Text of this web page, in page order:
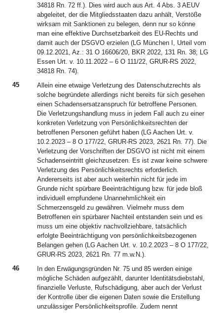
34818 Rn. 72 ff.). Dies wird auch aus Art. 4 Abs. 3 AEUV
abgeleitet, der die Mitgliedsstaaten dazu anhält, Verstöße
wirksam mit Sanktionen zu belegen, denn nur so könne
man eine effektive Durchsetzbarkeit des EU-Rechts und
damit auch der DSGVO erzielen (LG München I, Urteil vom
09.12.2021, Az.: 31 O 16606/20, BKR 2022, 131 Rn. 38; LG
Essen Urt. v. 10.11.2022 – 6 O 111/22, GRUR-RS 2022,
34818 Rn. 74).
45
Allein eine etwaige Verletzung des Datenschutzrechts als
solche begründete allerdings nicht bereits für sich gesehen
einen Schadensersatzanspruch für betroffene Personen.
Die Verletzungshandlung muss in jedem Fall auch zu einer
konkreten Verletzung von Persönlichkeitsrechten der
betroffenen Personen geführt haben (LG Aachen Urt. v.
10.2.2023 – 8 O 177/22, GRUR-RS 2023, 2621 Rn. 77). Die
Verletzung der Vorschriften der DSGVO ist nicht mit einem
Schadenseintritt gleichzusetzen. Es ist zwar keine schwere
Verletzung des Persönlichkeitsrechts erforderlich.
Andererseits ist aber auch weiterhin nicht für jede im
Grunde nicht spürbare Beeinträchtigung bzw. für jede bloß
individuell empfundene Unannehmlichkeit ein
Schmerzensgeld zu gewähren. Vielmehr muss dem
Betroffenen ein spürbarer Nachteil entstanden sein und es
muss um eine objektiv nachvollziehbare, tatsächlich
erfolgte Beeinträchtigung von persönlichkeitsbezogenen
Belangen gehen (LG Aachen Urt. v. 10.2.2023 – 8 O 177/22,
GRUR-RS 2023, 2621 Rn. 77 m.w.N.).
46
In den Erwägungsgründen Nr. 75 und 85 werden einige
mögliche Schäden aufgezählt, darunter Identitätsdiebstahl,
finanzielle Verluste, Rufschädigung, aber auch der Verlust
der Kontrolle über die eigenen Daten sowie die Erstellung
unzulässiger Persönlichkeitsprofile. Zudem nennt